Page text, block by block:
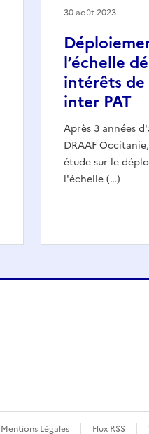
l’échelle
intérêts
inter PAT
Après 3 années
DRAAF
étude sur le
l'échelle (…)
30 août 2023
Mentions Légales Flux RSS